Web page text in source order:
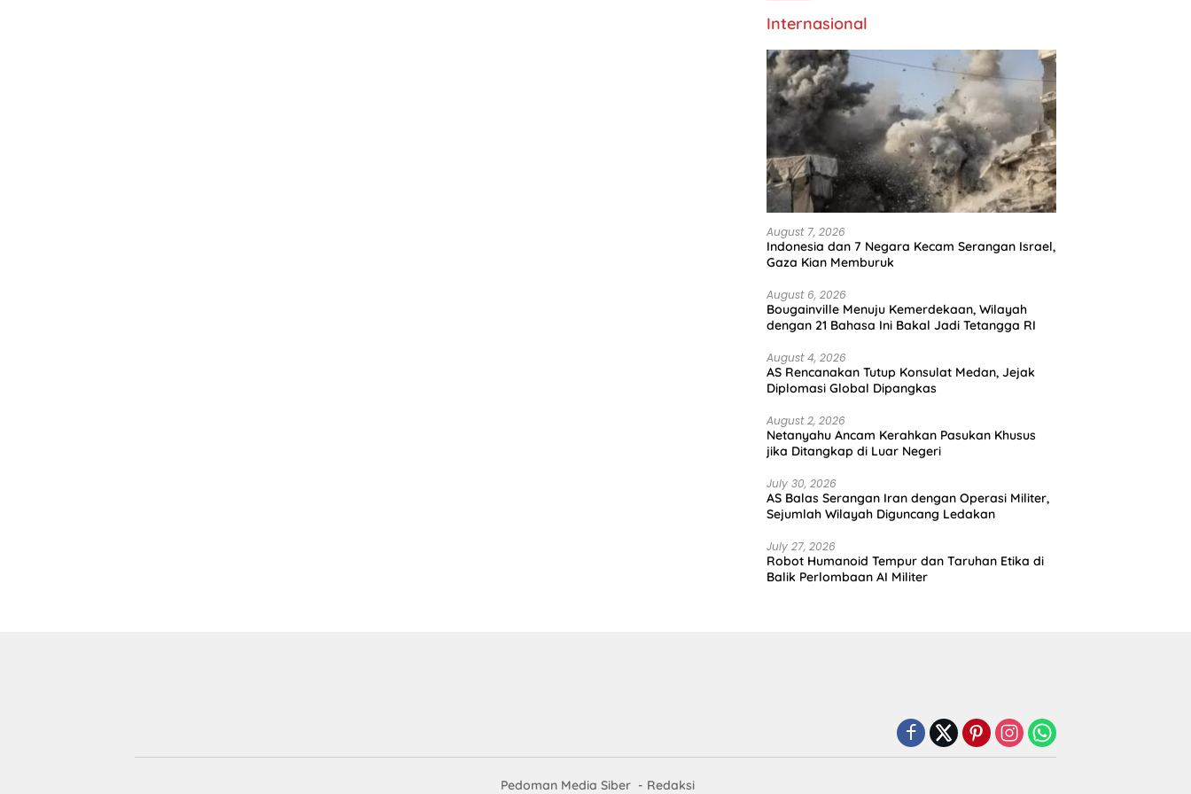
Internasional
August 7, 2026
Indonesia dan 7 Negara Kecam Serangan Israel,
Gaza Kian Memburuk
August 6, 2026
Bougainville Menuju Kemerdekaan, Wilayah
dengan 21 Bahasa Ini Bakal Jadi Tetangga RI
August 4, 2026
AS Rencanakan Tutup Konsulat Medan, Jejak
Diplomasi Global Dipangkas
August 2, 2026
Netanyahu Ancam Kerahkan Pasukan Khusus
jika Ditangkap di Luar Negeri
July 30, 2026
AS Balas Serangan Iran dengan Operasi Militer,
Sejumlah Wilayah Diguncang Ledakan
July 27, 2026
Robot Humanoid Tempur dan Taruhan Etika di
Balik Perlombaan AI Militer
Pedoman Media Siber Redaksi